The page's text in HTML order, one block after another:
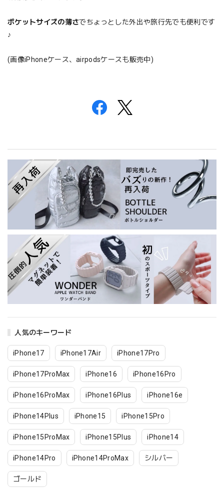
人気のキーワード
iPhone17 iPhone17Air iPhone17Pro
iPhone17ProMax iPhone16 iPhone16Pro
iPhone16ProMax iPhone16Plus iPhone16e
iPhone14Plus iPhone15 iPhone15Pro
iPhone15ProMax iPhone15Plus iPhone14
iPhone14Pro iPhone14ProMax シルバー
ゴールド
ポケットサイズの薄さでちょっとした外出や旅行先でも便利です
♪
(画像iPhoneケース、airpodsケースも販売中)